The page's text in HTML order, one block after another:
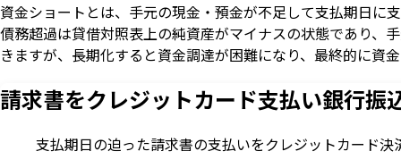
資金ショートとは、手元の現金・預金が不足して支払期日に
債務超過は貸借対照表上の純資産がマイナスの状態であり、
きますが、長期化すると資金調達が困難になり、最終的に資
請求書をクレジットカード支払い銀行振
支払期日の迫った請求書の支払いをクレジットカード決